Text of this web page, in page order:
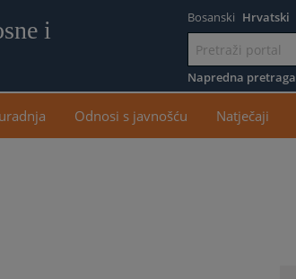
i
na
sadržaj
Bosanski Hrvatski
Napredna pretraga
Odnosi s javnošću Natječaji